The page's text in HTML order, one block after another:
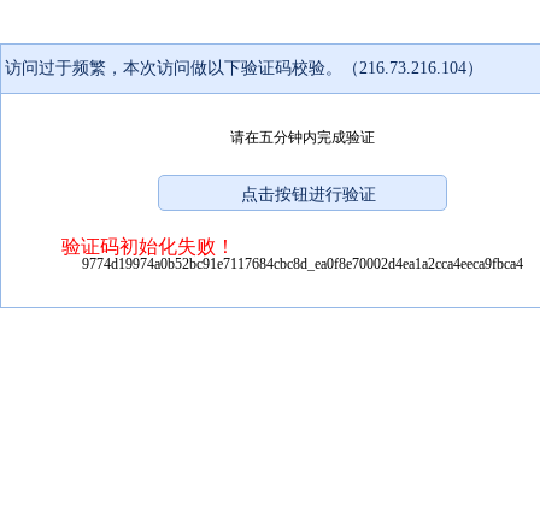
访问过于频繁，本次访问做以下验证码校验。（216.73.216.104）
请在五分钟内完成验证
验证码初始化失败！
9774d19974a0b52bc91e7117684cbc8d_ea0f8e70002d4ea1a2cca4eeca9fbca4